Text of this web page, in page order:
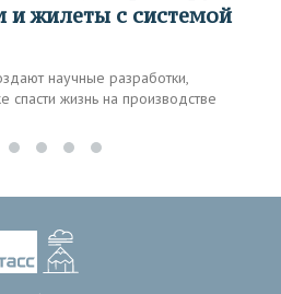
и жилеты с системой
научные разработки,
спасти жизнь на производстве